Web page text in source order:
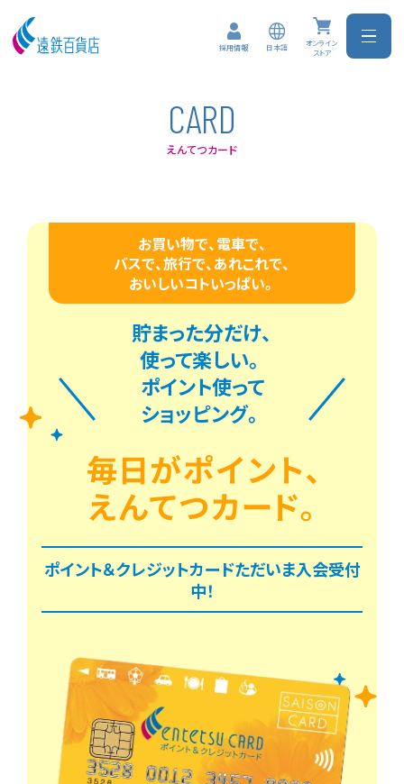
採用情報 日本語
オンライン
ストア
CARD
えんてつカード
お買い物で、電車で、
バスで、旅行で、あれこれで、
おいしいコトいっぱい。
貯まった分だけ、
使って楽しい。
ポイント使って
ショッピング。
ポイント＆クレジットカードただいま入会受付
中！